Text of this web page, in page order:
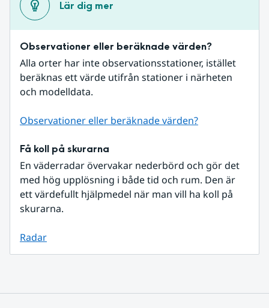
Lär dig mer
Observationer eller beräknade värden?
Alla orter har inte observationsstationer, istället
beräknas ett värde utifrån stationer i närheten
och modelldata.
Observationer eller beräknade värden?
Få koll på skurarna
En väderradar övervakar nederbörd och gör det
med hög upplösning i både tid och rum. Den är
ett värdefullt hjälpmedel när man vill ha koll på
skurarna.
Radar